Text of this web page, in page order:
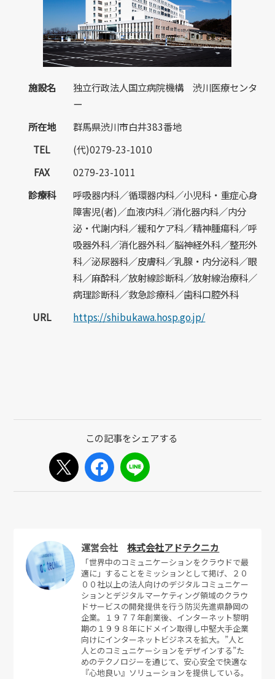
施設名
独立行政法人国立病院機構 渋川医療センタ
ー
所在地
群馬県渋川市白井383番地
TEL
(代)0279-23-1010
FAX
0279-23-1011
診療科
呼吸器内科／循環器内科／小児科・重症心身
障害児(者)／血液内科／消化器内科／内分
泌・代謝内科／緩和ケア科／精神腫瘍科／呼
吸器外科／消化器外科／脳神経外科／整形外
科／泌尿器科／皮膚科／乳腺・内分泌科／眼
科／麻酔科／放射線診断科／放射線治療科／
病理診断科／救急診療科／歯科口腔外科
URL
https://shibukawa.hosp.go.jp/
運営会社株式会社アドテクニカ
「世界中のコミュニケーションをクラウドで最
適に」することをミッションとして掲げ、２０
００社以上の法人向けのデジタルコミュニケー
ションとデジタルマーケティング領域のクラウ
ドサービスの開発提供を行う防災先進県静岡の
企業。１９７７年創業後、インターネット黎明
期の１９９８年にドメイン取得し中堅大手企業
向けにインターネットビジネスを拡大。”人と
人とのコミュニケーションをデザインする”た
めのテクノロジーを通じて、安心安全で快適な
『心地良い』ソリューションを提供している。